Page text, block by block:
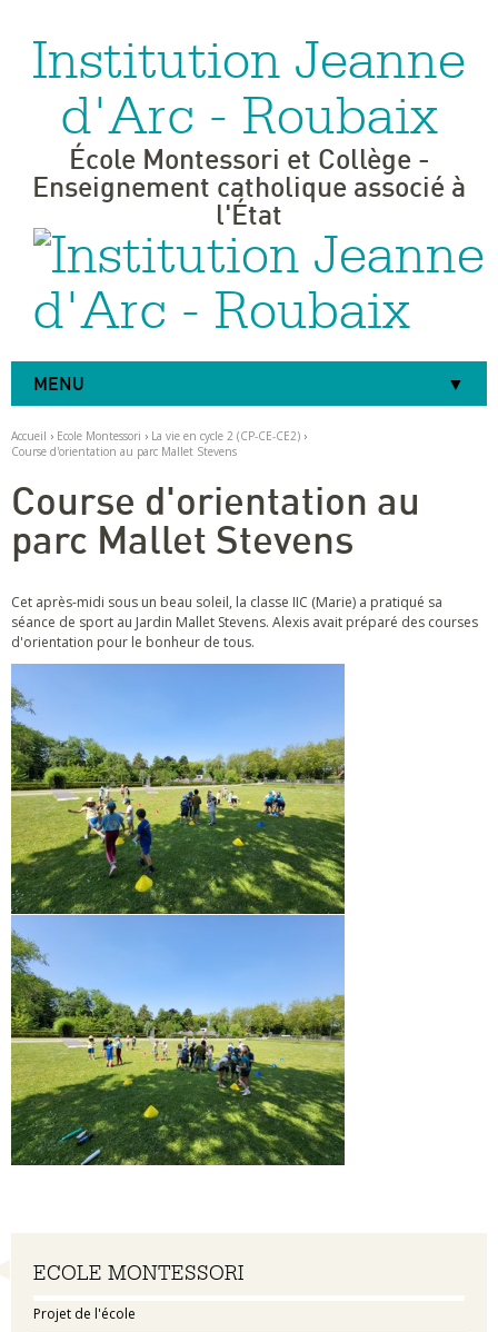
Outils
personnels
Institution Jeanne
d'Arc - Roubaix
École Montessori et Collège -
Enseignement catholique associé à
l'État
MENU
Accueil › Ecole Montessori › La vie en cycle 2 (CP-CE-CE2) ›
Course d'orientation au parc Mallet Stevens
Navigation
ECOLE MONTESSORI
Projet de l'école
Course d'orientation au
parc Mallet Stevens
Cet après-midi sous un beau soleil, la classe IIC (Marie) a pratiqué sa
séance de sport au Jardin Mallet Stevens. Alexis avait préparé des courses
d'orientation pour le bonheur de tous.